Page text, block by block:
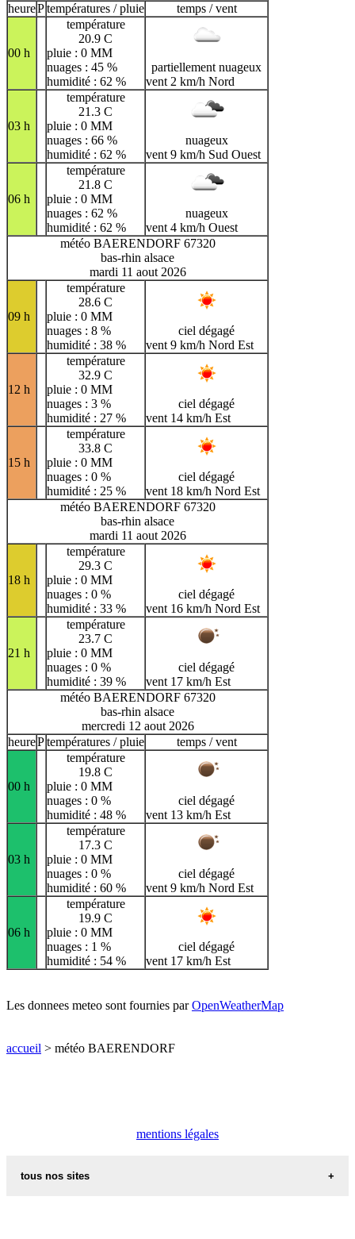
heurePtempératures / pluie temps / vent
00 h
température
20.9 C
pluie : 0 MM
nuages : 45 %
humidité : 62 %
partiellement nuageux
vent 2 km/h Nord
03 h
température
21.3 C
pluie : 0 MM
nuages : 66 %
humidité : 62 %
nuageux
vent 9 km/h Sud Ouest
06 h
température
21.8 C
pluie : 0 MM
nuages : 62 %
humidité : 62 %
nuageux
vent 4 km/h Ouest
météo BAERENDORF 67320
bas-rhin alsace
mardi 11 aout 2026
09 h
température
28.6 C
pluie : 0 MM
nuages : 8 %
humidité : 38 %
ciel dégagé
vent 9 km/h Nord Est
12 h
température
32.9 C
pluie : 0 MM
nuages : 3 %
humidité : 27 %
ciel dégagé
vent 14 km/h Est
15 h
température
33.8 C
pluie : 0 MM
nuages : 0 %
humidité : 25 %
ciel dégagé
vent 18 km/h Nord Est
météo BAERENDORF 67320
bas-rhin alsace
mardi 11 aout 2026
18 h
température
29.3 C
pluie : 0 MM
nuages : 0 %
humidité : 33 %
ciel dégagé
vent 16 km/h Nord Est
21 h
température
23.7 C
pluie : 0 MM
nuages : 0 %
humidité : 39 %
ciel dégagé
vent 17 km/h Est
météo BAERENDORF 67320
bas-rhin alsace
mercredi 12 aout 2026
heurePtempératures / pluie temps / vent
00 h
température
19.8 C
pluie : 0 MM
nuages : 0 %
humidité : 48 %
ciel dégagé
vent 13 km/h Est
03 h
température
17.3 C
pluie : 0 MM
nuages : 0 %
humidité : 60 %
ciel dégagé
vent 9 km/h Nord Est
06 h
température
19.9 C
pluie : 0 MM
nuages : 1 %
humidité : 54 %
ciel dégagé
vent 17 km/h Est
Les donnees meteo sont fournies parOpenWeatherMap
accueil > météo BAERENDORF
mentions légales
tous nos sites